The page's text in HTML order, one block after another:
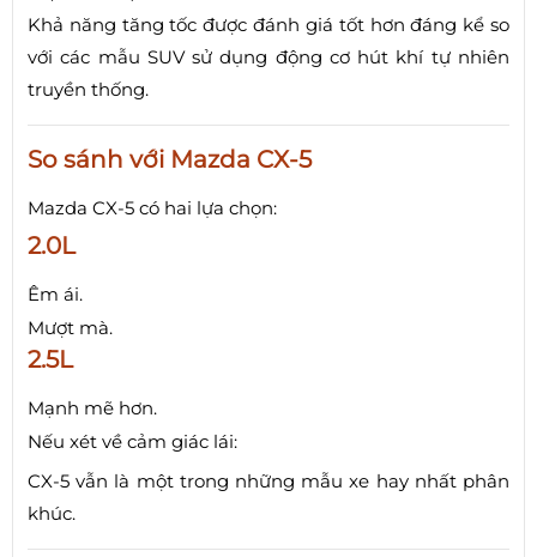
Khả năng tăng tốc được đánh giá tốt hơn đáng kể so
với các mẫu SUV sử dụng động cơ hút khí tự nhiên
truyền thống.
So sánh với Mazda CX-5
Mazda CX-5 có hai lựa chọn:
2.0L
Êm ái.
Mượt mà.
2.5L
Mạnh mẽ hơn.
Nếu xét về cảm giác lái:
CX-5 vẫn là một trong những mẫu xe hay nhất phân
khúc.